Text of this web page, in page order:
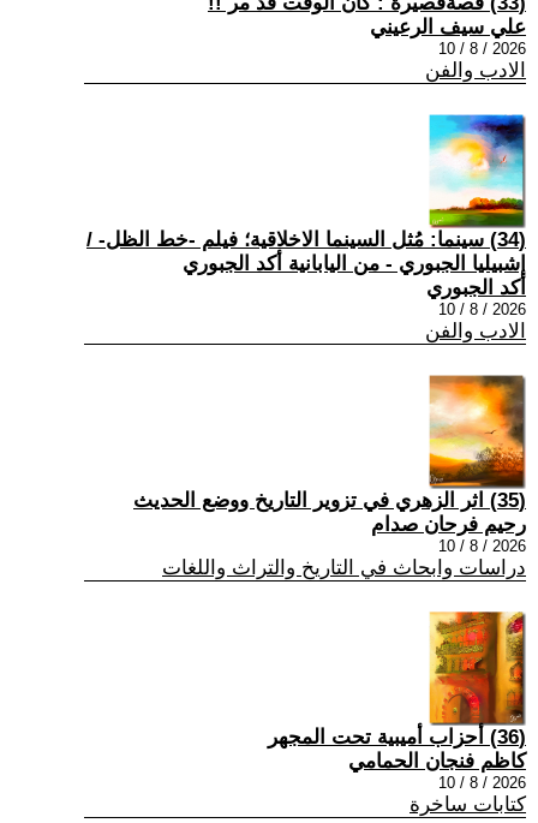
علي سيف الرعيني
2026 / 8 / 10
الادب والفن
(34) سينما: مُثل السينما الاخلاقية؛ فيلم -خط الظل- /
إشبيليا الجبوري - من اليابانية أكد الجبوري
أكد الجبوري
2026 / 8 / 10
الادب والفن
(35) اثر الزهري في تزوير التاريخ ووضع الحديث
رحيم فرحان صدام
2026 / 8 / 10
دراسات وابحاث في التاريخ والتراث واللغات
(36) أحزاب أميبية تحت المجهر
كاظم فنجان الحمامي
2026 / 8 / 10
كتابات ساخرة